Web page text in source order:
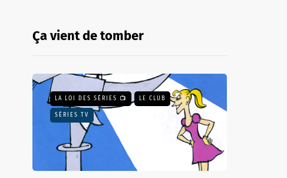
Ça vient de tomber
LA LOI DES SÉRIES 📺 LE CLUB
SÉRIES TV